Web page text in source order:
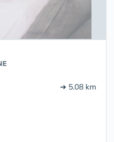
➔ 5.08 km